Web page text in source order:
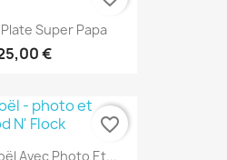
Super Papa
€
Avec Photo Et...
favorite_border